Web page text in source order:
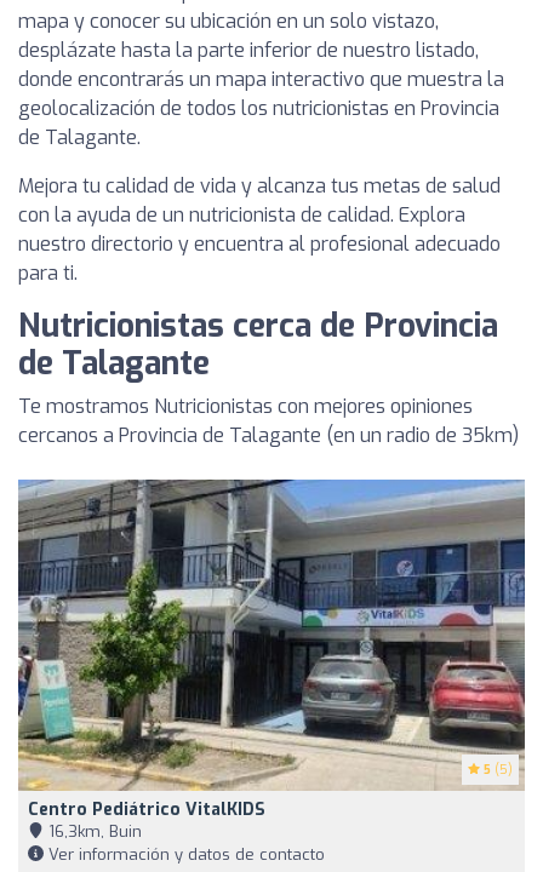
mapa y conocer su ubicación en un solo vistazo,
desplázate hasta la parte inferior de nuestro listado,
donde encontrarás un mapa interactivo que muestra la
geolocalización de todos los nutricionistas en Provincia
de Talagante.
Mejora tu calidad de vida y alcanza tus metas de salud
con la ayuda de un nutricionista de calidad. Explora
nuestro directorio y encuentra al profesional adecuado
para ti.
Nutricionistas cerca de Provincia
de Talagante
Te mostramos Nutricionistas con mejores opiniones
cercanos a Provincia de Talagante (en un radio de 35km)
5 (5)
Centro Pediátrico VitalKIDS
16,3km, Buin
Ver información y datos de contacto